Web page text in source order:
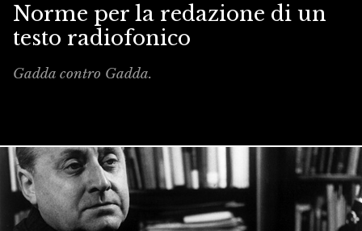
Norme per la redazione di un
testo radiofonico
Gadda contro Gadda.